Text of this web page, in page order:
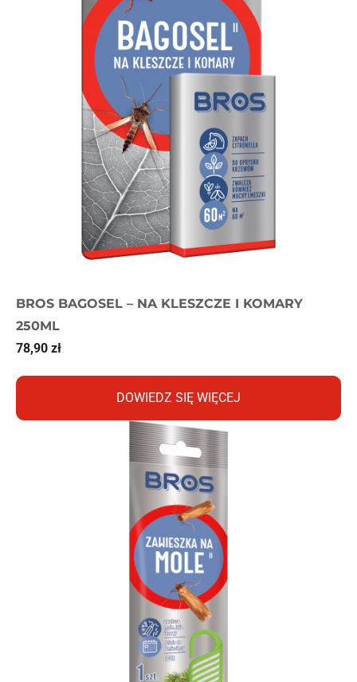
BROS BAGOSEL – NA KLESZCZE I KOMARY
250ML
78,90 zł
DOWIEDZ SIĘ WIĘCEJ